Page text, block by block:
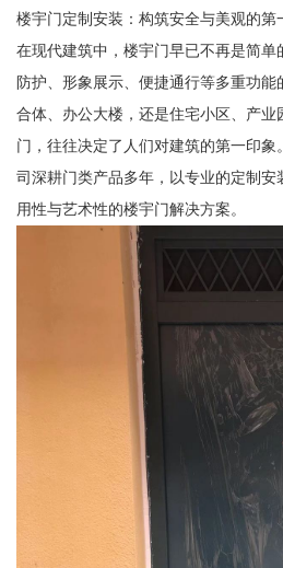
楼宇门定制安装：构筑安全与美观的第
在现代建筑中，楼宇门早已不再是简
防护、形象展示、便捷通行等多重功
合体、办公大楼，还是住宅小区、产
门，往往决定了人们对建筑的第一印
司深耕门类产品多年，以专业的定制
用性与艺术性的楼宇门解决方案。